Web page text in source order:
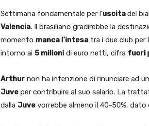
Settimana fondamentale per l’uscitadel
Valencia. Il brasiliano gradirebbe la
momento manca l’intesa tra i due club per
intorno ai 5 milioni di euro netti, cifra fuori
Arthur non ha intenzione di rinunciare ad
Juve per contribuire al suo salario. La
dalla Juve vorrebbe almeno il 40-50%,